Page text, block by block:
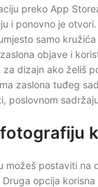
preko App
i ponovno je otvori.
samo kružića
objave i
za dizajn ako želiš
zaslona tuđeg
poslovnom
možeš postaviti
opcija